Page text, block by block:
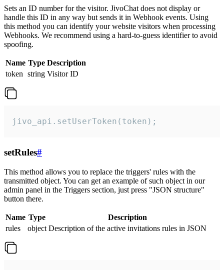
Sets an ID number for the visitor. JivoChat does not display or
handle this ID in any way but sends it in Webhook events. Using
this method you can identify your website visitors when processing
Webhooks. We recommend using a hard-to-guess identifier to avoid
spoofing.
Name Type Description
token string Visitor ID
jivo_api.setUserToken(token);
setRules#
This method allows you to replace the triggers' rules with the
transmitted object. You can get an example of such object in our
admin panel in the Triggers section, just press "JSON structure"
button there.
Name Type
Description
rules
object Description of the active invitations rules in JSON